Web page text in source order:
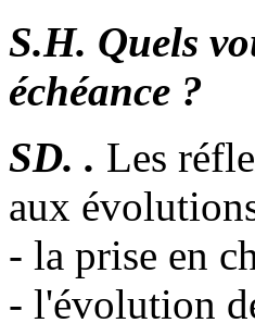
S.H. Quels
échéance ?
SD. . Les
aux
- la prise en
- l'évolution